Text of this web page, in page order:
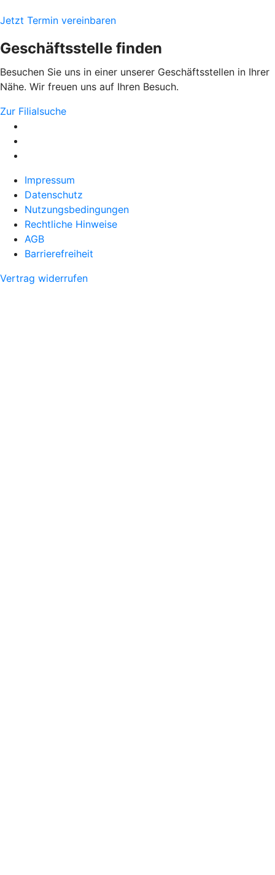
Jetzt Termin vereinbaren
Geschäftsstelle finden
Besuchen Sie uns in einer unserer Geschäftsstellen in Ihrer
Nähe. Wir freuen uns auf Ihren Besuch.
Zur Filialsuche
Impressum
Datenschutz
Nutzungsbedingungen
Rechtliche Hinweise
AGB
Barrierefreiheit
Vertrag widerrufen